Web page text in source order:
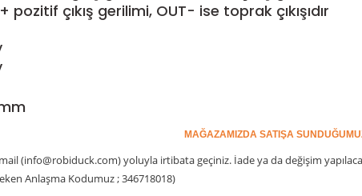
çıkış gerilimi, OUT- ise toprak çıkışıdır
MAĞAZAMIZDA SATIŞA
(info@robiduck.com) yoluyla irtibata geçiniz. İade ya da değişim
Anlaşma Kodumuz ; 346718018)